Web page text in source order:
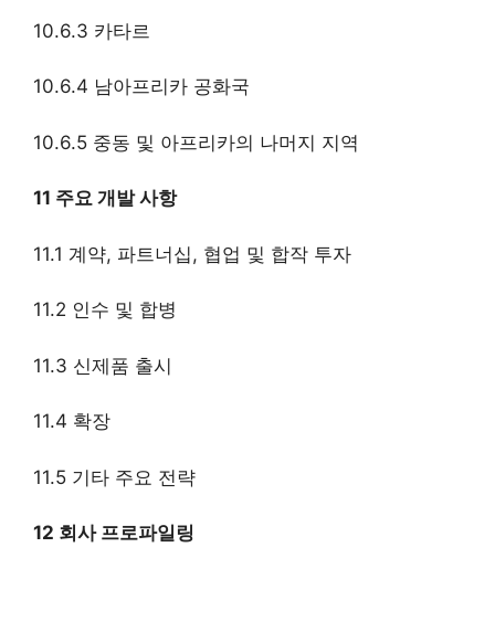
10.6.3 카타르
10.6.4 남아프리카 공화국
10.6.5 중동 및 아프리카의 나머지 지역
11 주요 개발 사항
11.1 계약, 파트너십, 협업 및 합작 투자
11.2 인수 및 합병
11.3 신제품 출시
11.4 확장
11.5 기타 주요 전략
12 회사 프로파일링